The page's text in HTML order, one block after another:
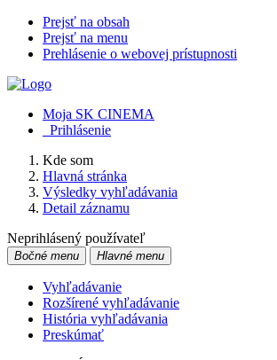
Prejsť na obsah
Prejsť na menu
Prehlásenie o webovej prístupnosti
Moja SK CINEMA
Prihlásenie
Kde som
Hlavná stránka
Výsledky vyhľadávania
Detail záznamu
Neprihlásený používateľ
Bočné menu Hlavné menu
Vyhľadávanie
Rozšírené vyhľadávanie
História vyhľadávania
Preskúmať